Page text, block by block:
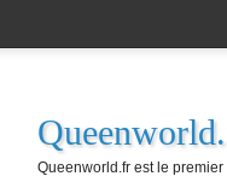
Queenworld.fr est le